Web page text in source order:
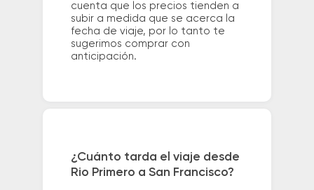
cuenta que los precios tienden a
subir a medida que se acerca la
fecha de viaje, por lo tanto te
sugerimos comprar con
anticipación.
¿Cuánto tarda el viaje desde
Rio Primero a San Francisco?